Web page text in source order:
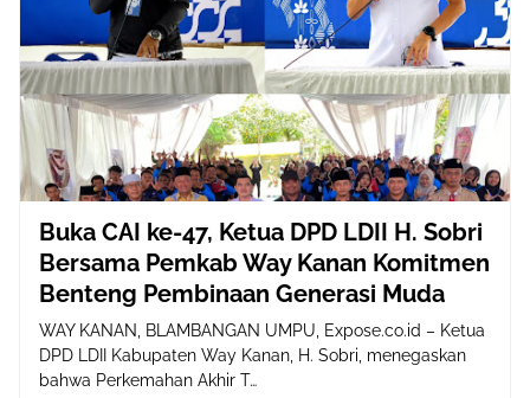
Buka CAI ke-47, Ketua DPD LDII H. Sobri
Bersama Pemkab Way Kanan Komitmen
Benteng Pembinaan Generasi Muda
WAY KANAN, BLAMBANGAN UMPU, Expose.co.id – Ketua
DPD LDII Kabupaten Way Kanan, H. Sobri, menegaskan
bahwa Perkemahan Akhir T…